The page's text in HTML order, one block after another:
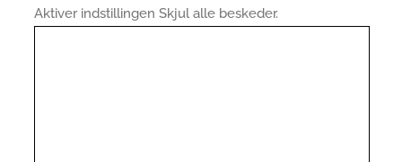
Aktiver indstillingen Skjul alle beskeder.